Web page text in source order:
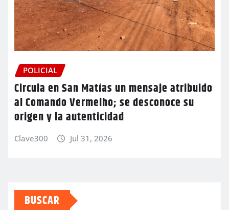
POLICIAL
Circula en San Matías un mensaje atribuido
al Comando Vermelho; se desconoce su
origen y la autenticidad
Clave300 Jul 31, 2026
BUSCAR